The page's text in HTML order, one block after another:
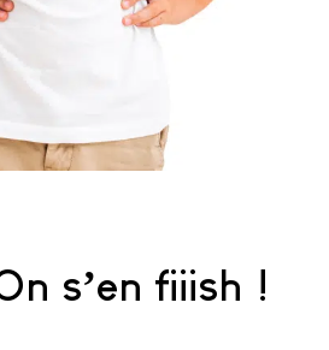
s’en fiiish !